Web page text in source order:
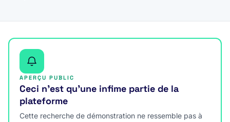
APERÇU PUBLIC
Ceci n’est qu’une infime partie de la
plateforme
Cette recherche de démonstration ne ressemble pas à